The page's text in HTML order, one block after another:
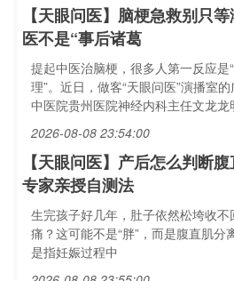
【天眼问医】脑梗急救别只
医不是“事后诸葛
提起中医治脑梗，很多人第一反应是
理”。近日，做客“天眼问医”演播室
中医院贵州医院神经内科主任文龙
2026-08-08 23:54:00
【天眼问医】产后怎么判断
专家亲授自测法
生完孩子好几年，肚子依然松垮收
痛？这可能不是“胖”，而是腹直肌分
是指妊娠过程中